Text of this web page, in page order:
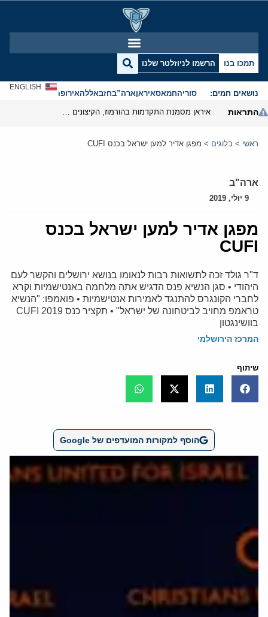
תמכו בנו הרשמו לניוזלטר שלנו
נושאים חמים: סוריהחמאסאיראןארה”בחזבאללהאירופהאנטישמיות
ENGLISH
התראות
ראשי > בלוגים > מפגן אדיר למען ישראל בכנס CUFI
ארה"ב
9 יולי, 2019
מפגן אדיר למען ישראל בכנס
CUFI
ד"ר גולד זכה לתשואות רבות לנאומו בנושא ירושלים והקשר לעם
היהודי • סגן הנשיא פנס הדגיש אתה מלחמה באנטישמיות וקרא
לחברי הקונגרס להתנגד לאמירות אנטישמיות • פואמפו: "הנשיא
טראמפ מחויב לביטחונה של ישראל" • תקציר כנס CUFI 2019
בוושינגטון
המרכז הירושלמי
שיתוף
הוסף למקורות המועדפים של Google